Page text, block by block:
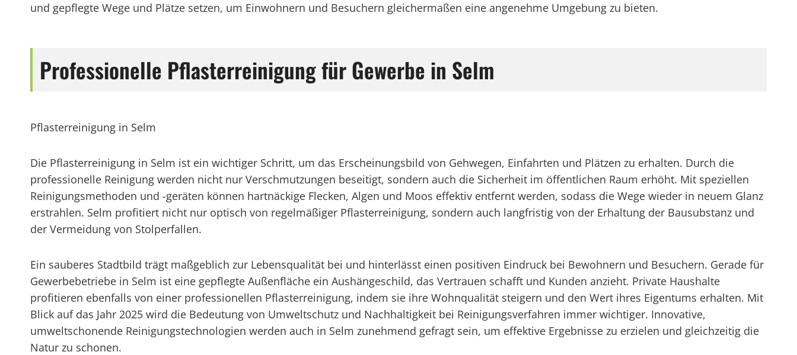
und gepflegte Wege und Plätze setzen, um Einwohnern und Besuchern gleichermaßen eine angenehme Umgebung zu bieten.
Professionelle Pflasterreinigung für Gewerbe in Selm
Pflasterreinigung in Selm
Die Pflasterreinigung in Selm ist ein wichtiger Schritt, um das Erscheinungsbild von Gehwegen, Einfahrten und Plätzen zu erhalten. Durch die
professionelle Reinigung werden nicht nur Verschmutzungen beseitigt, sondern auch die Sicherheit im öffentlichen Raum erhöht. Mit speziellen
Reinigungsmethoden und -geräten können hartnäckige Flecken, Algen und Moos effektiv entfernt werden, sodass die Wege wieder in neuem Glanz
erstrahlen. Selm profitiert nicht nur optisch von regelmäßiger Pflasterreinigung, sondern auch langfristig von der Erhaltung der Bausubstanz und
der Vermeidung von Stolperfallen.
Ein sauberes Stadtbild trägt maßgeblich zur Lebensqualität bei und hinterlässt einen positiven Eindruck bei Bewohnern und Besuchern. Gerade für
Gewerbebetriebe in Selm ist eine gepflegte Außenfläche ein Aushängeschild, das Vertrauen schafft und Kunden anzieht. Private Haushalte
profitieren ebenfalls von einer professionellen Pflasterreinigung, indem sie ihre Wohnqualität steigern und den Wert ihres Eigentums erhalten. Mit
Blick auf das Jahr 2025 wird die Bedeutung von Umweltschutz und Nachhaltigkeit bei Reinigungsverfahren immer wichtiger. Innovative,
umweltschonende Reinigungstechnologien werden auch in Selm zunehmend gefragt sein, um effektive Ergebnisse zu erzielen und gleichzeitig die
Natur zu schonen.